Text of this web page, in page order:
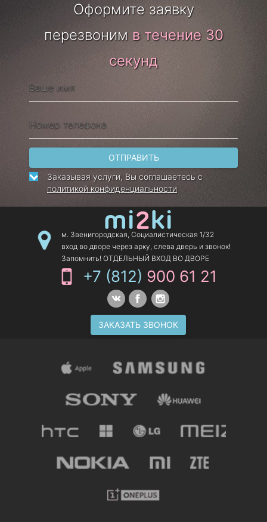
Оформите заявку
перезвоним в течение 30
секунд
ОТПРАВИТЬ
Заказывая услуги, Вы соглашаетесь с
политикой конфиденциальности
м. Звенигородская, Социалистическая 1/32
вход во дворе через арку, слева дверь и звонок!
Запомнить! ОТДЕЛЬНЫЙ ВХОД ВО ДВОРЕ
+7 (812) 900 61 21
ЗАКАЗАТЬ ЗВОНОК